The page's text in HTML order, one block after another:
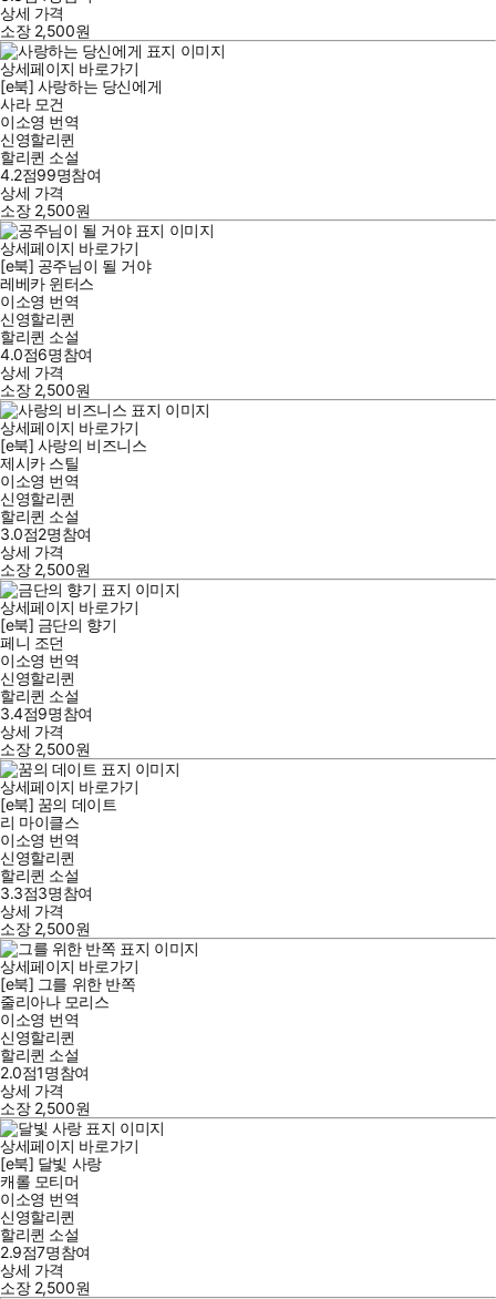
상세 가격
소장 2,500원
상세페이지 바로가기
[e북] 사랑하는 당신에게
사라 모건
이소영 번역
신영할리퀸
할리퀸 소설
4.2점99명참여
상세 가격
소장 2,500원
상세페이지 바로가기
[e북] 공주님이 될 거야
레베카 윈터스
이소영 번역
신영할리퀸
할리퀸 소설
4.0점6명참여
상세 가격
소장 2,500원
상세페이지 바로가기
[e북] 사랑의 비즈니스
제시카 스틸
이소영 번역
신영할리퀸
할리퀸 소설
3.0점2명참여
상세 가격
소장 2,500원
상세페이지 바로가기
[e북] 금단의 향기
페니 조던
이소영 번역
신영할리퀸
할리퀸 소설
3.4점9명참여
상세 가격
소장 2,500원
상세페이지 바로가기
[e북] 꿈의 데이트
리 마이클스
이소영 번역
신영할리퀸
할리퀸 소설
3.3점3명참여
상세 가격
소장 2,500원
상세페이지 바로가기
[e북] 그를 위한 반쪽
줄리아나 모리스
이소영 번역
신영할리퀸
할리퀸 소설
2.0점1명참여
상세 가격
소장 2,500원
상세페이지 바로가기
[e북] 달빛 사랑
캐롤 모티머
이소영 번역
신영할리퀸
할리퀸 소설
2.9점7명참여
상세 가격
소장 2,500원